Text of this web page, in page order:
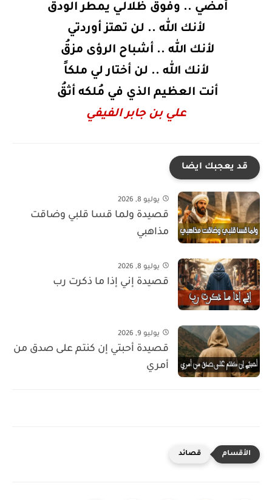
أمضي .. وفوق ظلالـي يمطر الودقُ
لأنك الله .. لن تهتز أوردتي
لأنك الله .. أشباح الرؤى مزقُ
لأنك الله .. لن أختار لي ملكاً
أنت العظيم الذي في مُلكه أثقُ
علي بن جابر الفيفي
قد يعجبك ايضا
يوليو 8, 2026
قصيدة ولما قسا قلبي وضاقت
مذاهبي
يوليو 8, 2026
قصيدة إني إذا ما ذكرت رب
يوليو 9, 2026
قصيدة أحبتي إن كنتم على صدق من
أمري
قصائد